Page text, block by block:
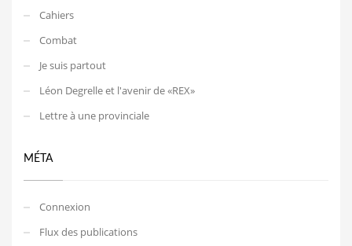
Cahiers
Combat
Je suis partout
Léon Degrelle et l'avenir de «REX»
Lettre à une provinciale
MÉTA
Connexion
Flux des publications